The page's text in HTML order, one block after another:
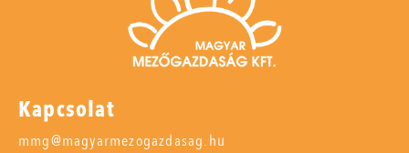
Kapcsolat
mmg@magyarmezogazdasag.hu